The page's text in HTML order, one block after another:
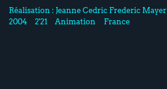
Réalisation : Jeanne Cedric Frederic Mayer
2004
2'21 Animation France